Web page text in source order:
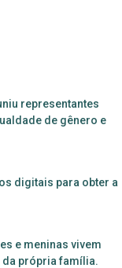
representantes
de gênero e
digitais para obter a
e meninas vivem
da própria família.